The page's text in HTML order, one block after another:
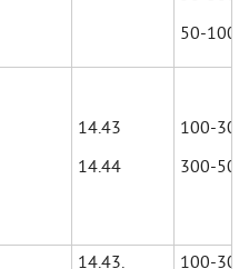
50-100
14.43
14.44
100-300
300-500
14.43. 100-300